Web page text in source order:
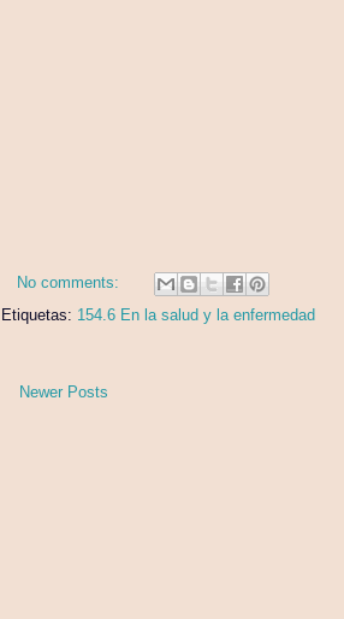
No comments:
Etiquetas: 154.6 En la salud y la enfermedad
Newer Posts